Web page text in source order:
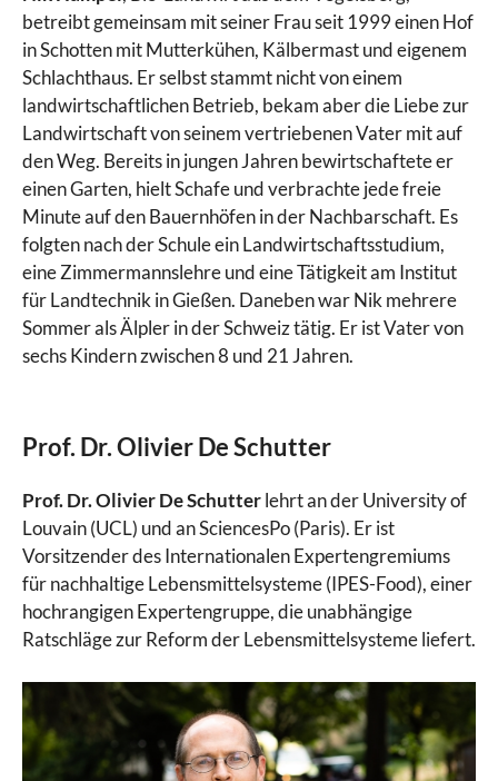
betreibt gemeinsam mit seiner Frau seit 1999 einen Hof
in Schotten mit Mutterkühen, Kälbermast und eigenem
Schlachthaus. Er selbst stammt nicht von einem
landwirtschaftlichen Betrieb, bekam aber die Liebe zur
Landwirtschaft von seinem vertriebenen Vater mit auf
den Weg. Bereits in jungen Jahren bewirtschaftete er
einen Garten, hielt Schafe und verbrachte jede freie
Minute auf den Bauernhöfen in der Nachbarschaft. Es
folgten nach der Schule ein Landwirtschaftsstudium,
eine Zimmermannslehre und eine Tätigkeit am Institut
für Landtechnik in Gießen. Daneben war Nik mehrere
Sommer als Älpler in der Schweiz tätig. Er ist Vater von
sechs Kindern zwischen 8 und 21 Jahren.
Prof. Dr. Olivier De Schutter
Prof. Dr. Olivier De Schutterlehrt an der University of
Louvain (UCL) und an SciencesPo (Paris). Er ist
Vorsitzender des Internationalen Expertengremiums
für nachhaltige Lebensmittelsysteme (IPES-Food), einer
hochrangigen Expertengruppe, die unabhängige
Ratschläge zur Reform der Lebensmittelsysteme liefert.